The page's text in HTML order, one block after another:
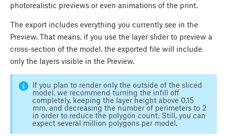
photorealistic previews or even animations of the print.
The export includes everything you currently see in the
Preview. That means, if you use the layer slider to preview a
cross-section of the model, the exported file will include
only the layers visible in the Preview.
If you plan to render only the outside of the sliced
model, we recommend turning the infill off
completely, keeping the layer height above 0,15
mm, and decreasing the number of perimeters to 2
in order to reduce the polygon count. Still, you can
expect several million polygons per model.